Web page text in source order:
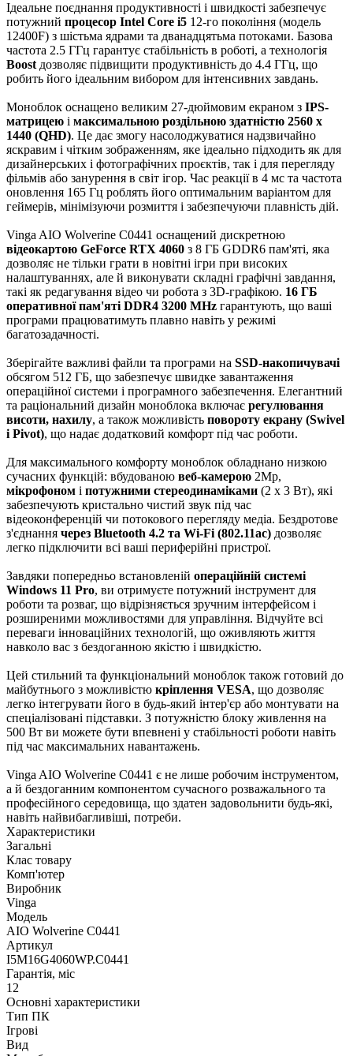
Ідеальне поєднання продуктивності і швидкості забезпечує
потужний процесор Intel Core i5 12-го покоління (модель
12400F) з шістьма ядрами та дванадцятьма потоками. Базова
частота 2.5 ГГц гарантує стабільність в роботі, а технологія
Boostдозволяє підвищити продуктивність до 4.4 ГГц, що
робить його ідеальним вибором для інтенсивних завдань.
Моноблок оснащено великим 27-дюймовим екраном з IPS-
матрицею і максимальною роздільною здатністю 2560 x
1440 (QHD). Це дає змогу насолоджуватися надзвичайно
яскравим і чітким зображенням, яке ідеально підходить як для
дизайнерських і фотографічних проєктів, так і для перегляду
фільмів або занурення в світ ігор. Час реакції в 4 мс та частота
оновлення 165 Гц роблять його оптимальним варіантом для
геймерів, мінімізуючи розмиття і забезпечуючи плавність дій.
Vinga AIO Wolverine C0441 оснащений дискретною
відеокартою GeForce RTX 4060 з 8 ГБ GDDR6 пам'яті, яка
дозволяє не тільки грати в новітні ігри при високих
налаштуваннях, але й виконувати складні графічні завдання,
такі як редагування відео чи робота з 3D-графікою. 16 ГБ
оперативної пам'яті DDR4 3200 MHz гарантують, що ваші
програми працюватимуть плавно навіть у режимі
багатозадачності.
Зберігайте важливі файли та програми на SSD-накопичувачі
обсягом 512 ГБ, що забезпечує швидке завантаження
операційної системи і програмного забезпечення. Елегантний
та раціональний дизайн моноблока включає регулювання
висоти, нахилу, а також можливість повороту екрану (Swivel
і Pivot), що надає додатковий комфорт під час роботи.
Для максимального комфорту моноблок обладнано низкою
сучасних функцій: вбудованою веб-камерою 2Mp,
мікрофоном і потужними стереодинаміками (2 x 3 Вт), які
забезпечують кристально чистий звук під час
відеоконференцій чи потокового перегляду медіа. Бездротове
з'єднання через Bluetooth 4.2 та Wi-Fi (802.11ac) дозволяє
легко підключити всі ваші периферійні пристрої.
Завдяки попередньо встановленій операційній системі
Windows 11 Pro, ви отримуєте потужний інструмент для
роботи та розваг, що відрізняється зручним інтерфейсом і
розширеними можливостями для управління. Відчуйте всі
переваги інноваційних технологій, що оживляють життя
навколо вас з бездоганною якістю і швидкістю.
Цей стильний та функціональний моноблок також готовий до
майбутнього з можливістю кріплення VESA, що дозволяє
легко інтегрувати його в будь-який інтер'єр або монтувати на
спеціалізовані підставки. З потужністю блоку живлення на
500 Вт ви можете бути впевнені у стабільності роботи навіть
під час максимальних навантажень.
Vinga AIO Wolverine C0441 є не лише робочим інструментом,
а й бездоганним компонентом сучасного розважального та
професійного середовища, що здатен задовольнити будь-які,
навіть найвибагливіші, потреби.
Характеристики
Загальні
Клас товару
Комп'ютер
Виробник
Vinga
Модель
AIO Wolverine C0441
Артикул
I5M16G4060WP.C0441
Гарантія, міс
12
Основні характеристики
Тип ПК
Ігрові
Вид